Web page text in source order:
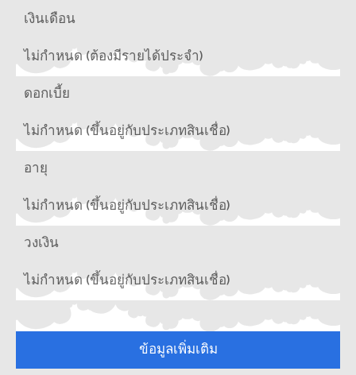
เงินเดือน
ไม่กำหนด (ต้องมีรายได้ประจำ)
ดอกเบี้ย
ไม่กำหนด (ขึ้นอยู่กับประเภทสินเชื่อ)
อายุ
ไม่กำหนด (ขึ้นอยู่กับประเภทสินเชื่อ)
วงเงิน
ไม่กำหนด (ขึ้นอยู่กับประเภทสินเชื่อ)
ข้อมูลเพิ่มเติม